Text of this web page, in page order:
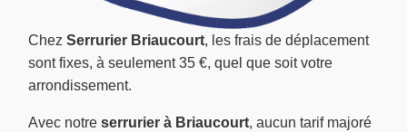
Chez Serrurier Briaucourt, les frais de déplacement
sont fixes, à seulement 35 €, quel que soit votre
arrondissement.
Avec notre serrurier à Briaucourt, aucun tarif majoré